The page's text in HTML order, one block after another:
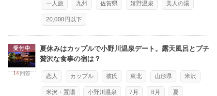
一人旅 九州 佐賀県 嬉野温泉 美人の湯
20,000円以下
受付中
14 回答
夏休みはカップルで小野川温泉デート。露天風呂とプチ
贅沢な食事の宿は？
恋人 カップル 彼氏 東北 山形県 米沢
米沢・置賜 小野川温泉 7月 8月 夏